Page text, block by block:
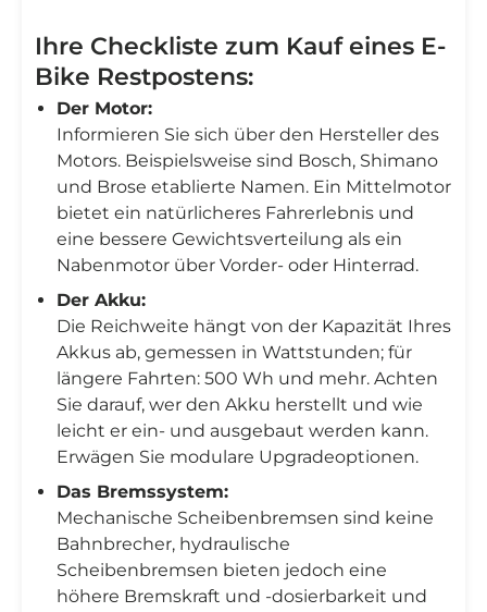
Ihre Checkliste zum Kauf eines E-
Bike Restpostens:
Der Motor:
Informieren Sie sich über den Hersteller des
Motors. Beispielsweise sind Bosch, Shimano
und Brose etablierte Namen. Ein Mittelmotor
bietet ein natürlicheres Fahrerlebnis und
eine bessere Gewichtsverteilung als ein
Nabenmotor über Vorder- oder Hinterrad.
Der Akku:
Die Reichweite hängt von der Kapazität Ihres
Akkus ab, gemessen in Wattstunden; für
längere Fahrten: 500 Wh und mehr. Achten
Sie darauf, wer den Akku herstellt und wie
leicht er ein- und ausgebaut werden kann.
Erwägen Sie modulare Upgradeoptionen.
Das Bremssystem:
Mechanische Scheibenbremsen sind keine
Bahnbrecher, hydraulische
Scheibenbremsen bieten jedoch eine
höhere Bremskraft und -dosierbarkeit und